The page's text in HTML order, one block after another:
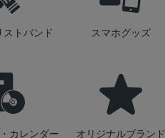
ストバンド スマホグッズ
カレンダー オリジナルブランド